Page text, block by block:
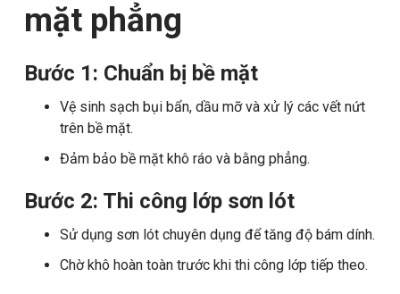
mặt phẳng
Bước 1: Chuẩn bị bề mặt
Vệ sinh sạch bụi bẩn, dầu mỡ và xử lý các vết nứt
trên bề mặt.
Đảm bảo bề mặt khô ráo và bằng phẳng.
Bước 2: Thi công lớp sơn lót
Sử dụng sơn lót chuyên dụng để tăng độ bám dính.
Chờ khô hoàn toàn trước khi thi công lớp tiếp theo.